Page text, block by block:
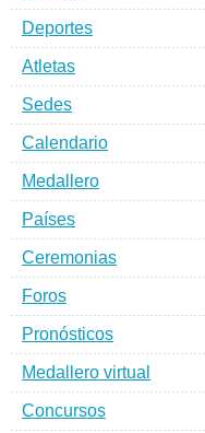
Deportes
Atletas
Sedes
Calendario
Medallero
Países
Ceremonias
Foros
Pronósticos
Medallero virtual
Concursos